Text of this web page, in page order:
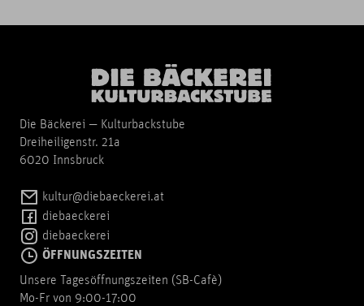
Die Bäckerei — Kulturbackstube
Dreiheiligenstr. 21a
6020 Innsbruck
kultur@diebaeckerei.at
diebaeckerei
diebaeckerei
ÖFFNUNGSZEITEN
Unsere Tagesöffnungszeiten (SB-Cafè)
Mo-Fr von 9:00-17:00